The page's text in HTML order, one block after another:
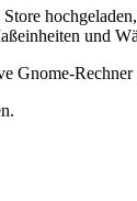
und
Gnome-